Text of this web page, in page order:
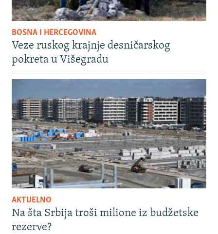
BOSNA I HERCEGOVINA
Veze ruskog krajnje desničarskog
pokreta u Višegradu
AKTUELNO
Na šta Srbija troši milione iz budžetske
rezerve?